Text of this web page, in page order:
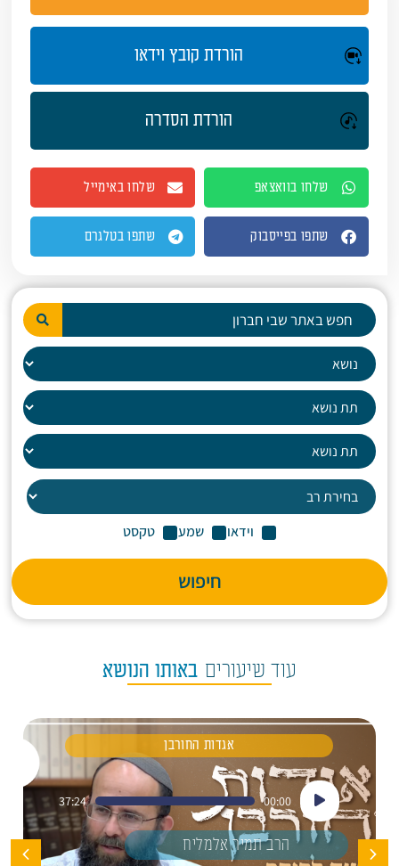
הורדת קובץ וידאו
הורדת הסדרה
שלחו בוואצאפ שלחו באימייל
שתפו בפייסבוק שתפו בטלגרם
וידאו שמע טקסט
חיפוש
עוד שיעורים באותו הנושא
אגדות החורבן
נגן
אודיו
00:00
37:24
הרב תמיר אלמליח